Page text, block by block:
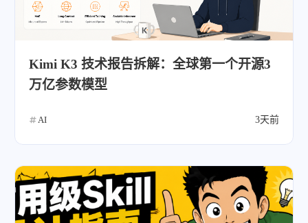
Kimi K3 技术报告拆解：全球第一个开源3
万亿参数模型
AI 3天前